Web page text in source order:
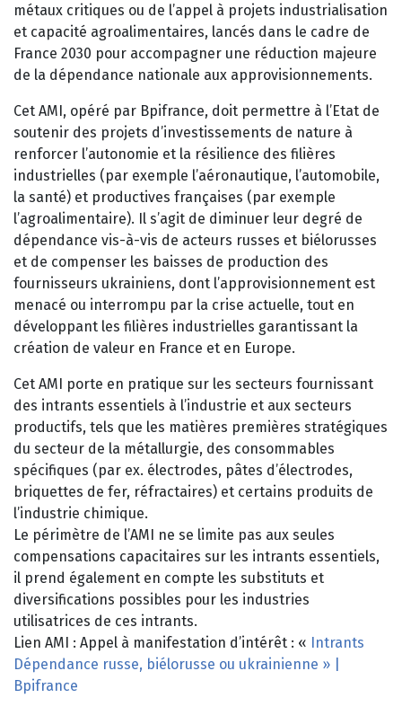
métaux critiques ou de l’appel à projets industrialisation
et capacité agroalimentaires, lancés dans le cadre de
France 2030 pour accompagner une réduction majeure
de la dépendance nationale aux approvisionnements.
Cet AMI, opéré par Bpifrance, doit permettre à l’Etat de
soutenir des projets d’investissements de nature à
renforcer l’autonomie et la résilience des filières
industrielles (par exemple l’aéronautique, l’automobile,
la santé) et productives françaises (par exemple
l’agroalimentaire). Il s’agit de diminuer leur degré de
dépendance vis-à-vis de acteurs russes et biélorusses
et de compenser les baisses de production des
fournisseurs ukrainiens, dont l’approvisionnement est
menacé ou interrompu par la crise actuelle, tout en
développant les filières industrielles garantissant la
création de valeur en France et en Europe.
Cet AMI porte en pratique sur les secteurs fournissant
des intrants essentiels à l’industrie et aux secteurs
productifs, tels que les matières premières stratégiques
du secteur de la métallurgie, des consommables
spécifiques (par ex. électrodes, pâtes d’électrodes,
briquettes de fer, réfractaires) et certains produits de
l’industrie chimique.
Le périmètre de l’AMI ne se limite pas aux seules
compensations capacitaires sur les intrants essentiels,
il prend également en compte les substituts et
diversifications possibles pour les industries
utilisatrices de ces intrants.
Lien AMI : Appel à manifestation d’intérêt : « Intrants
Dépendance russe, biélorusse ou ukrainienne » |
Bpifrance